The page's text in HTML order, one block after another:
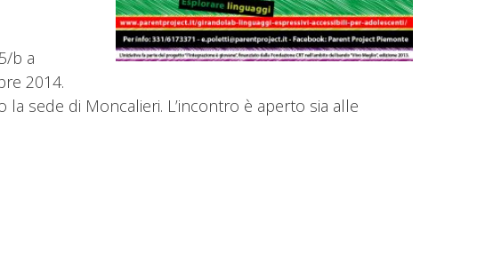
b a
2014.
la sede di Moncalieri. L’incontro è aperto sia alle